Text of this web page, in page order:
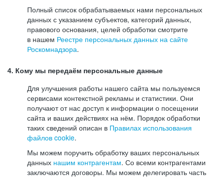
Полный список обрабатываемых нами персональных
данных с указанием субъектов, категорий данных,
правового основания, целей обработки смотрите
в нашем Реестре персональных данных на сайте
Роскомнадзора.
4. Кому мы передаём персональные данные
Для улучшения работы нашего сайта мы пользуемся
сервисами контекстной рекламы и статистики. Они
получают от нас доступ к информации о посещении
сайта и ваших действиях на нём. Порядок обработки
таких сведений описан в Правилах использования
файлов cookie.
Мы можем поручить обработку ваших персональных
данных нашим контрагентам. Со всеми контрагентами
заключаются договоры. Мы можем делегировать часть